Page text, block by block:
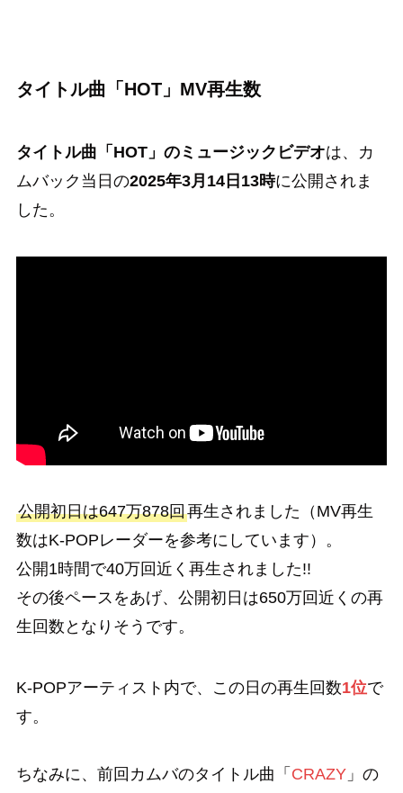
タイトル曲 「HOT」MV再生数
タイトル曲「HOT」のミュージックビデオは、カ
ムバック当日の2025年3月14日13時に公開されま
した。
公開初日は647万878回再生されました（MV再生
数はK-POPレーダーを参考にしています）。
公開1時間で40万回近く再生されました!!
その後ペースをあげ、公開初日は650万回近くの再
生回数となりそうです。
K-POPアーティスト内で、この日の再生回数1位で
す。
ちなみに、前回カムバのタイトル曲「 CRAZY」の